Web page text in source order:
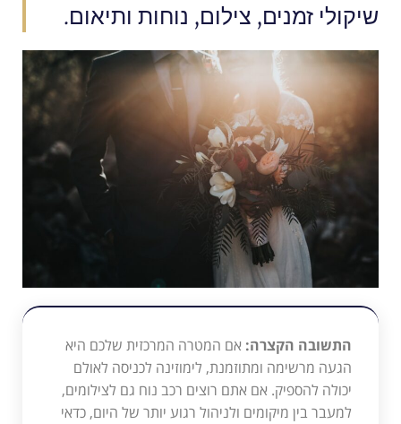
שיקולי זמנים, צילום, נוחות ותיאום.
התשובה הקצרה: אם המטרה המרכזית שלכם היא
הגעה מרשימה ומתוזמנת, לימוזינה לכניסה לאולם
יכולה להספיק. אם אתם רוצים רכב נוח גם לצילומים,
למעבר בין מיקומים ולניהול רגוע יותר של היום, כדאי